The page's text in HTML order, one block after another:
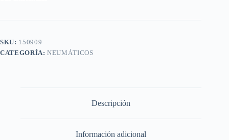
SKU: 150909
CATEGORÍA:NEUMÁTICOS
Descripción
Información adicional